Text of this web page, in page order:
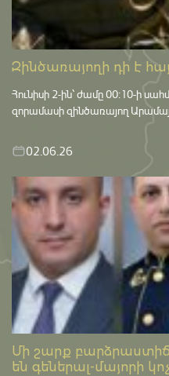
Զինծառայողի դի է
Հունիսի 2-ին՝ ժամը 00:10-ի
զորամասի զինծառայող
02.06.26
Մի շարք
են գեներալ-մայորի